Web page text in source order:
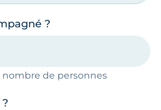
?
nombre de personnes